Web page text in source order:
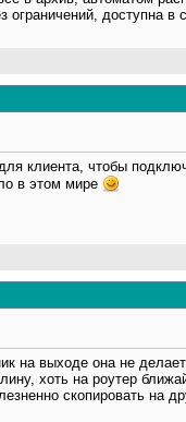
ограничений, доступна
клиента, чтобы
в этом мире
на выходе она не
хоть на роутер
скопировать на